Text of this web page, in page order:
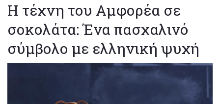
Η τέχνη του Αμφορέα σε
σοκολάτα: Ένα πασχαλινό
σύμβολο με ελληνική ψυχή